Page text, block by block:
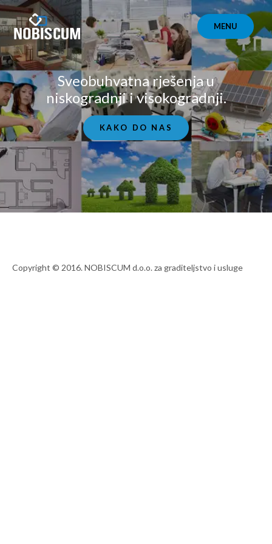
Skip
to
content
MENU
Sveobuhvatna rješenja u
niskogradnji i visokogradnji.
KAKO DO NAS
Copyright © 2016. NOBISCUM d.o.o. za graditeljstvo i usluge